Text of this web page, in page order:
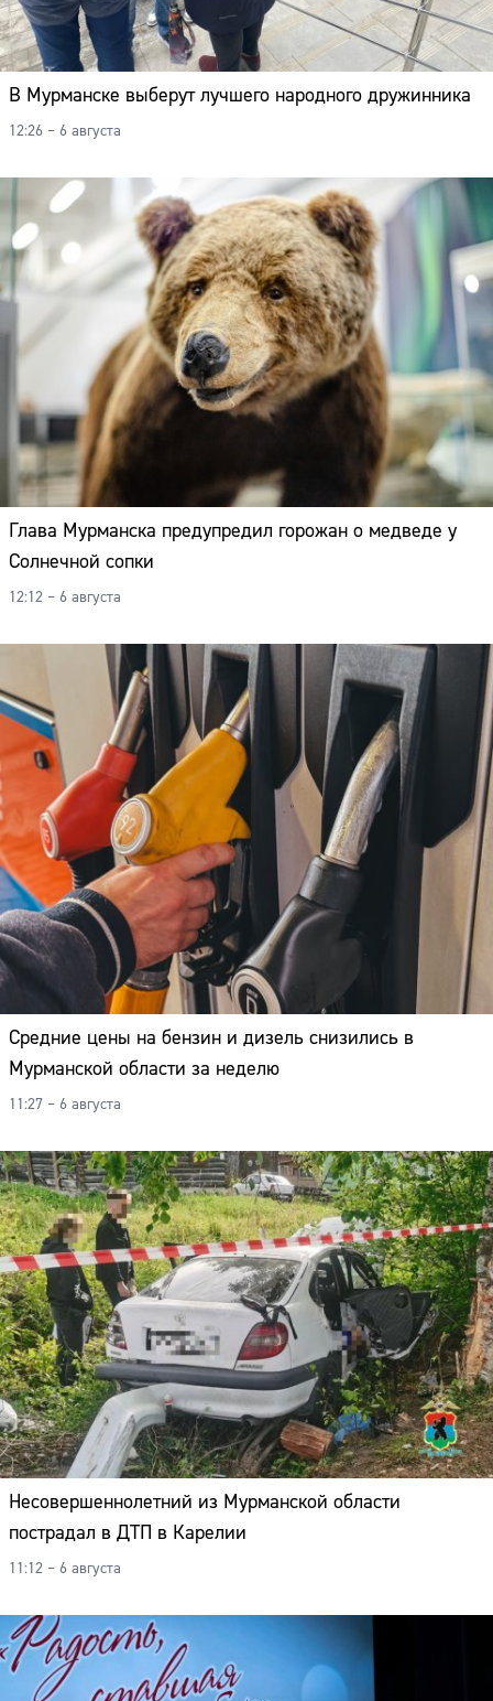
В Мурманске выберут лучшего народного дружинника
12:26 – 6 августа
Глава Мурманска предупредил горожан о медведе у
Солнечной сопки
12:12 – 6 августа
Средние цены на бензин и дизель снизились в
Мурманской области за неделю
11:27 – 6 августа
Несовершеннолетний из Мурманской области
пострадал в ДТП в Карелии
11:12 – 6 августа